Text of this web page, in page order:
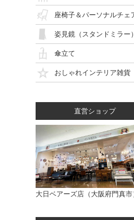
座椅子＆パーソナルチェ
姿見鏡（スタンドミラー）
傘立て
おしゃれインテリア雑貨
直営ショップ
大日ベアーズ店（大阪府門真市